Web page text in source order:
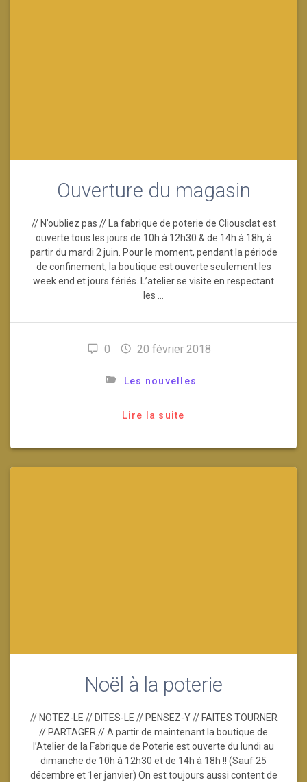
Ouverture du magasin
// N’oubliez pas // La fabrique de poterie de Cliousclat est
ouverte tous les jours de 10h à 12h30 & de 14h à 18h, à
partir du mardi 2 juin. Pour le moment, pendant la période
de confinement, la boutique est ouverte seulement les
week end et jours fériés. L’atelier se visite en respectant
les …
0 20 février 2018
Les nouvelles
Lire la suite
Noël à la poterie
// NOTEZ-LE // DITES-LE // PENSEZ-Y // FAITES TOURNER
// PARTAGER // A partir de maintenant la boutique de
l’Atelier de la Fabrique de Poterie est ouverte du lundi au
dimanche de 10h à 12h30 et de 14h à 18h !! (Sauf 25
décembre et 1er janvier) On est toujours aussi content de